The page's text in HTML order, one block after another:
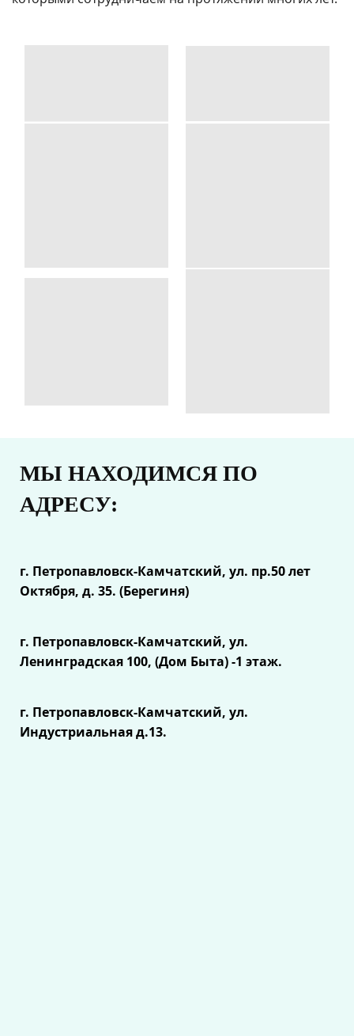
МЫ НАХОДИМСЯ ПО
АДРЕСУ:
г. Петропавловск-Камчатский, ул. пр.50 лет
Октября, д. 35. (Берегиня)
г. Петропавловск-Камчатский, ул.
Ленинградская 100, (Дом Быта) -1 этаж.
г. Петропавловск-Камчатский, ул.
Индустриальная д.13.